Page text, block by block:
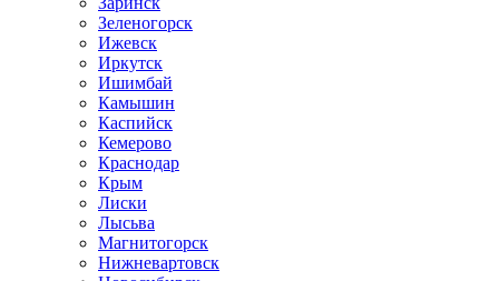
Зеленогорск
Ижевск
Иркутск
Ишимбай
Камышин
Каспийск
Кемерово
Краснодар
Крым
Лиски
Лысьва
Магнитогорск
Нижневартовск